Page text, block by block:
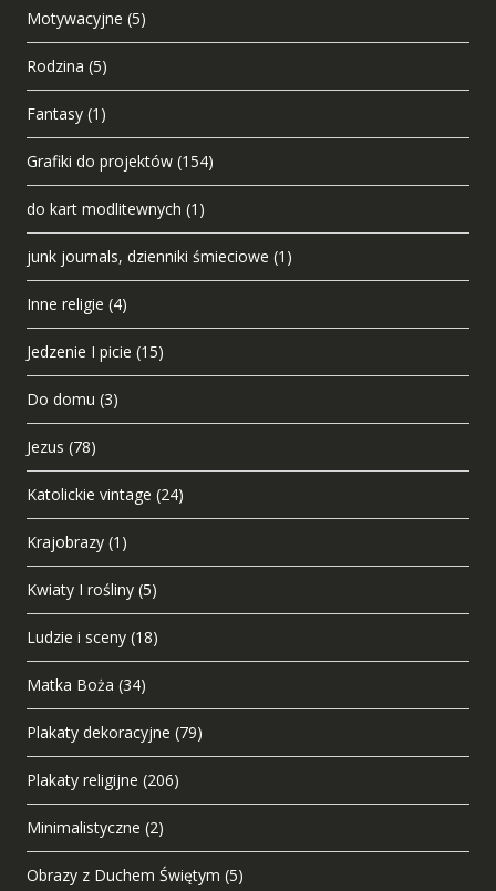
Motywacyjne (5)
Rodzina (5)
Fantasy (1)
Grafiki do projektów (154)
do kart modlitewnych (1)
junk journals, dzienniki śmieciowe (1)
Inne religie (4)
Jedzenie I picie (15)
Do domu (3)
Jezus (78)
Katolickie vintage (24)
Krajobrazy (1)
Kwiaty I rośliny (5)
Ludzie i sceny (18)
Matka Boża (34)
Plakaty dekoracyjne (79)
Plakaty religijne (206)
Minimalistyczne (2)
Obrazy z Duchem Świętym (5)